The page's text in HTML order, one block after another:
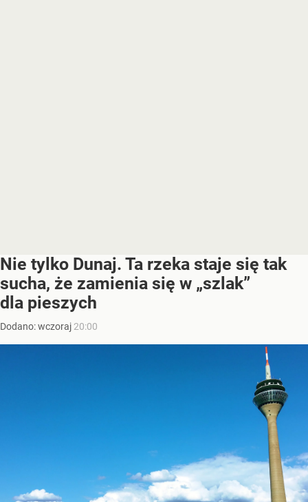
Nie tylko Dunaj. Ta rzeka staje się tak
sucha, że zamienia się w „szlak”
dla pieszych
Dodano:wczoraj 20:00